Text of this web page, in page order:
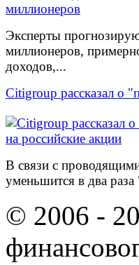
Эксперты
миллионеров,
доходов,...
Citigroup рассказал о
В связи с
уменьшится в два
© 2006 -